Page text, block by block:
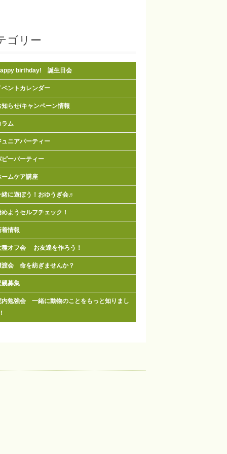
ゴリー
birthday! 誕生日会
ベントカレンダー
知らせ/キャンペーン情報
ラム
ュニアパーティー
ピーパーティー
ームケア講座
緒に遊ぼう！おゆうぎ会♬
めようセルフチェック！
着情報
種オフ会 お友達を作ろう！
渡会 命を紡ぎませんか？
親募集
内勉強会 一緒に動物のことをもっと知りまし